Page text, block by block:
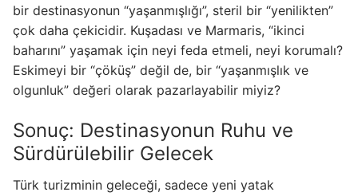
bir destinasyonun “yaşanmışlığı”, steril bir “yenilikten”
çok daha çekicidir. Kuşadası ve Marmaris, “ikinci
baharını” yaşamak için neyi feda etmeli, neyi korumalı?
Eskimeyi bir “çöküş” değil de, bir “yaşanmışlık ve
olgunluk” değeri olarak pazarlayabilir miyiz?
Sonuç: Destinasyonun Ruhu ve
Sürdürülebilir Gelecek
Türk turizminin geleceği, sadece yeni yatak